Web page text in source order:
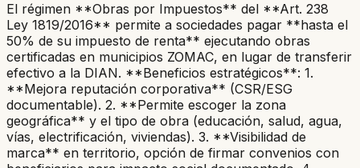
El régimen **Obras por Impuestos** del **Art. 238
Ley 1819/2016** permite a sociedades pagar **hasta el
50% de su impuesto de renta** ejecutando obras
certificadas en municipios ZOMAC, en lugar de transferir
efectivo a la DIAN. **Beneficios estratégicos**: 1.
**Mejora reputación corporativa** (CSR/ESG
documentable). 2. **Permite escoger la zona
geográfica** y el tipo de obra (educación, salud, agua,
vías, electrificación, viviendas). 3. **Visibilidad de
marca** en territorio, opción de firmar convenios con